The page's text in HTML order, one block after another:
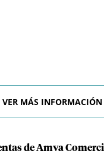
VER MÁS INFORMACIÓN
de Amva